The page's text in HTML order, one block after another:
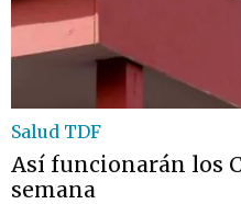
Salud TDF
Así funcionarán los
semana